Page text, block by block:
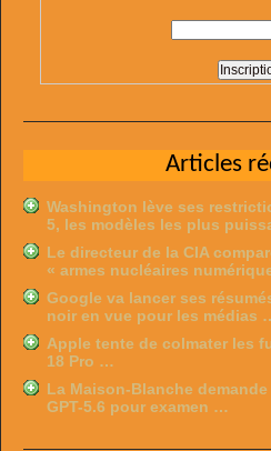
Articles
Washington lève ses
5, les modèles les plus
Le directeur de la CIA
« armes nucléaires
Google va lancer ses
noir en vue pour les médias
Apple tente de colmater les
18 Pro …
La Maison-Blanche
GPT-5.6 pour examen …